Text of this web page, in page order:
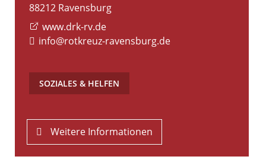
88212 Ravensburg
www.drk-rv.de
info@rotkreuz-ravensburg.de
SOZIALES & HELFEN
Weitere Informationen